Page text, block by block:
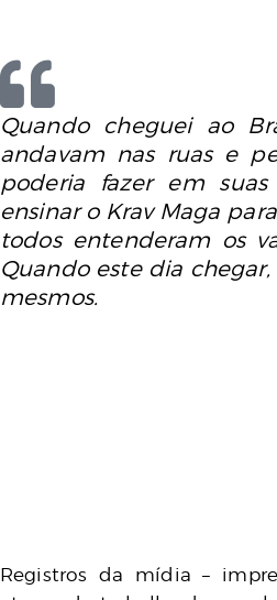
Quando cheguei ao
andavam nas ruas e
poderia fazer em
ensinar o Krav Maga
todos entenderam os
Quando este dia
mesmos.
Registros da mídia –